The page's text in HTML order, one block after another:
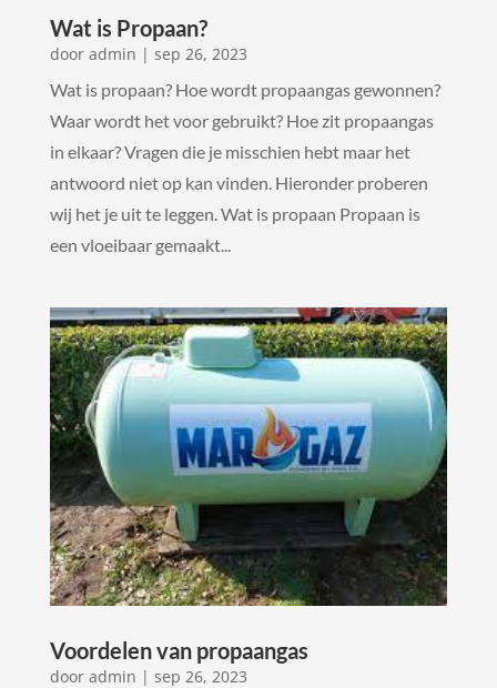
Wat is Propaan?
door admin | sep 26, 2023
Wat is propaan? Hoe wordt propaangas gewonnen?
Waar wordt het voor gebruikt? Hoe zit propaangas
in elkaar? Vragen die je misschien hebt maar het
antwoord niet op kan vinden. Hieronder proberen
wij het je uit te leggen. Wat is propaan Propaan is
een vloeibaar gemaakt...
Voordelen van propaangas
door admin | sep 26, 2023